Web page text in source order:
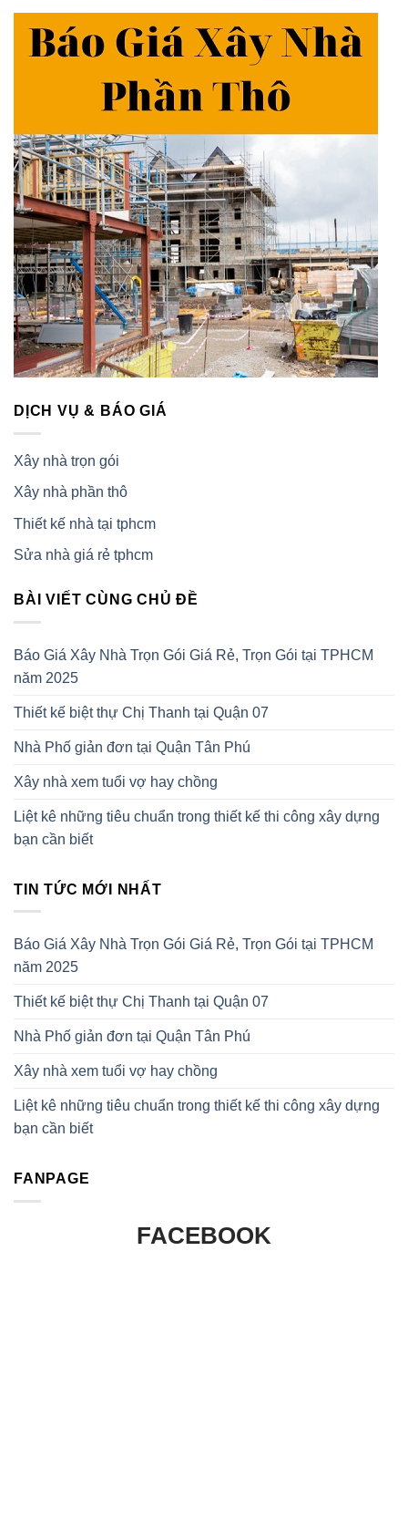
DỊCH VỤ & BÁO GIÁ
Xây nhà trọn gói
Xây nhà phần thô
Thiết kế nhà tại tphcm
Sửa nhà giá rẻ tphcm
BÀI VIẾT CÙNG CHỦ ĐỀ
Báo Giá Xây Nhà Trọn Gói Giá Rẻ, Trọn Gói tại TPHCM
năm 2025
Thiết kế biệt thự Chị Thanh tại Quận 07
Nhà Phố giản đơn tại Quận Tân Phú
Xây nhà xem tuổi vợ hay chồng
Liệt kê những tiêu chuẩn trong thiết kế thi công xây dựng
bạn cần biết
TIN TỨC MỚI NHẤT
Báo Giá Xây Nhà Trọn Gói Giá Rẻ, Trọn Gói tại TPHCM
năm 2025
Thiết kế biệt thự Chị Thanh tại Quận 07
Nhà Phố giản đơn tại Quận Tân Phú
Xây nhà xem tuổi vợ hay chồng
Liệt kê những tiêu chuẩn trong thiết kế thi công xây dựng
bạn cần biết
FANPAGE
FACEBOOK